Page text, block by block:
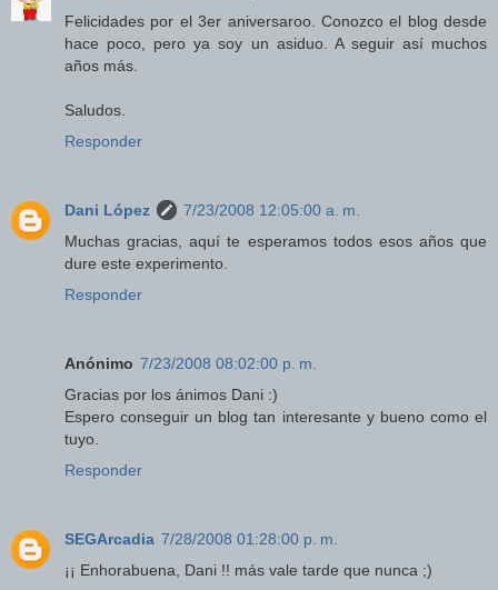
Felicidades por el 3er aniversaroo. Conozco el blog desde
hace poco, pero ya soy un asiduo. A seguir así muchos
años más.
Saludos.
Responder
Dani López
7/23/2008 12:05:00 a. m.
Muchas gracias, aquí te esperamos todos esos años que
dure este experimento.
Responder
Anónimo 7/23/2008 08:02:00 p. m.
Gracias por los ánimos Dani :)
Espero conseguir un blog tan interesante y bueno como el
tuyo.
Responder
SEGArcadia 7/28/2008 01:28:00 p. m.
¡¡ Enhorabuena, Dani !! más vale tarde que nunca ;)